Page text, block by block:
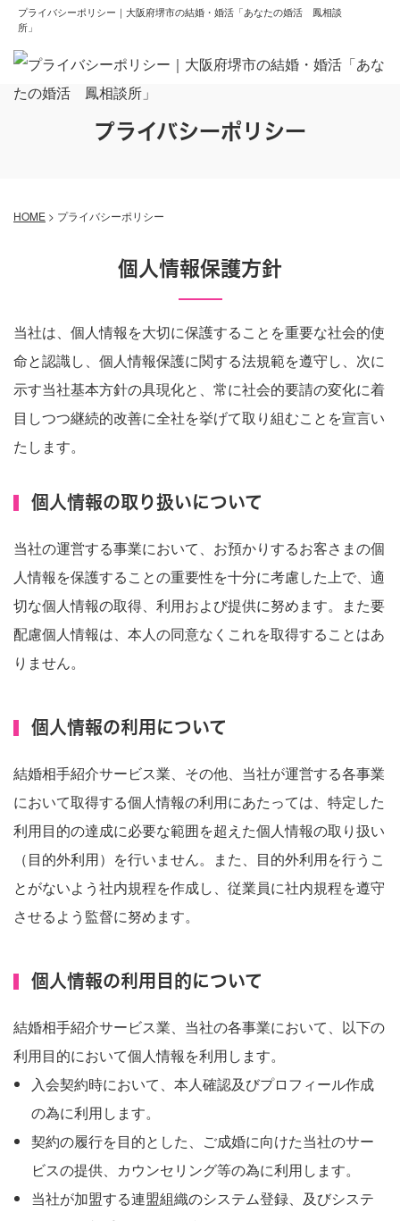
プライバシーポリシー｜大阪府堺市の結婚・婚活「あなたの婚活 鳳相談
所」
プライバシーポリシー
HOME > プライバシーポリシー
個人情報保護方針
当社は、個人情報を大切に保護することを重要な社会的使
命と認識し、個人情報保護に関する法規範を遵守し、次に
示す当社基本方針の具現化と、常に社会的要請の変化に着
目しつつ継続的改善に全社を挙げて取り組むことを宣言い
たします。
個人情報の取り扱いについて
当社の運営する事業において、お預かりするお客さまの個
人情報を保護することの重要性を十分に考慮した上で、適
切な個人情報の取得、利用および提供に努めます。また要
配慮個人情報は、本人の同意なくこれを取得することはあ
りません。
個人情報の利用について
結婚相手紹介サービス業、その他、当社が運営する各事業
において取得する個人情報の利用にあたっては、特定した
利用目的の達成に必要な範囲を超えた個人情報の取り扱い
（目的外利用）を行いません。また、目的外利用を行うこ
とがないよう社内規程を作成し、従業員に社内規程を遵守
させるよう監督に努めます。
個人情報の利用目的について
結婚相手紹介サービス業、当社の各事業において、以下の
利用目的において個人情報を利用します。
入会契約時において、本人確認及びプロフィール作成
の為に利用します。
契約の履行を目的とした、ご成婚に向けた当社のサー
ビスの提供、カウンセリング等の為に利用します。
当社が加盟する連盟組織のシステム登録、及びシステ